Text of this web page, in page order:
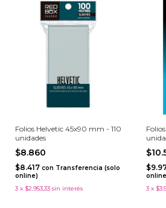
Folios Helvetic 45x90 mm - 110
unidades
$8.860
$8.417 con Transferencia (solo
online)
3 x $2.953,33 sin interés
3 x